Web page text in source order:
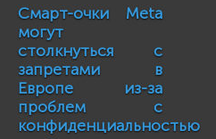
Смарт-очки Meta
могут
столкнуться с
запретами в
Европе из-за
проблем с
конфиденциальностью